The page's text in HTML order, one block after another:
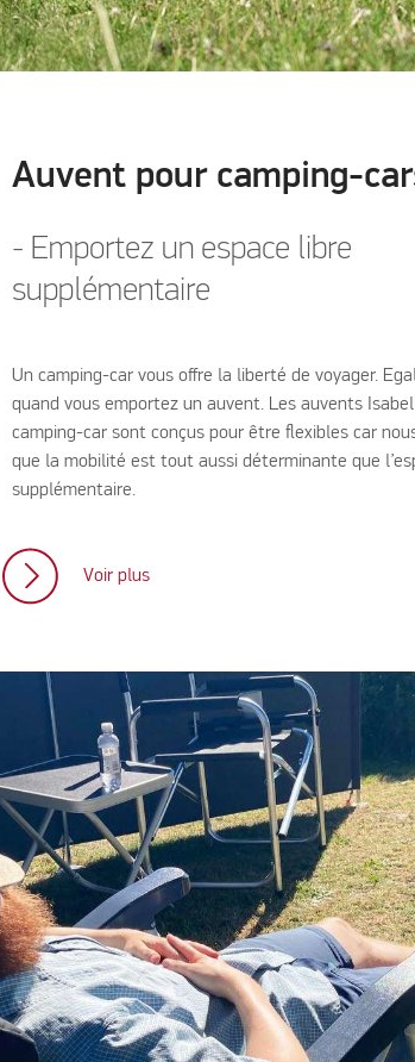
Auvent pour camping-
- Emportez un espace libre
supplémentaire
Un camping-car vous offre la liberté de voyager.
quand vous emportez un auvent. Les auvents
camping-car sont conçus pour être flexibles car
que la mobilité est tout aussi déterminante que
supplémentaire.
Voir plus